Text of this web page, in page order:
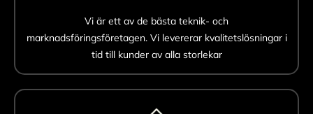
Vi är ett av de bästa teknik- och
marknadsföringsföretagen. Vi levererar kvalitetslösningar i
tid till kunder av alla storlekar